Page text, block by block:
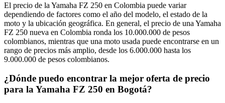
El precio de la Yamaha FZ 250 en Colombia puede variar
dependiendo de factores como el año del modelo, el estado de la
moto y la ubicación geográfica. En general, el precio de una Yamaha
FZ 250 nueva en Colombia ronda los 10.000.000 de pesos
colombianos, mientras que una moto usada puede encontrarse en un
rango de precios más amplio, desde los 6.000.000 hasta los
9.000.000 de pesos colombianos.
¿Dónde puedo encontrar la mejor oferta de precio
para la Yamaha FZ 250 en Bogotá?